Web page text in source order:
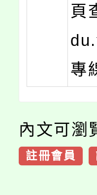
頁
專
內文可瀏
註冊會員